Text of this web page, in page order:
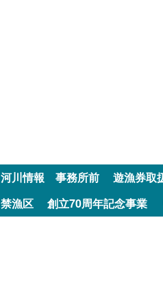
河川情報 事務所前 遊漁券取
禁漁区 創立70周年記念事業